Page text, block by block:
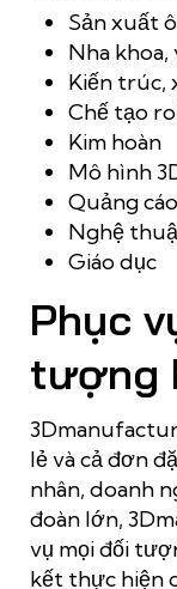
Sản xuất
Nha khoa,
Kiến trúc,
Chế tạo
Kim hoàn
Mô hình
Quảng cáo
Nghệ
Giáo dục
Phục
tượng
lẻ và cả đơn
nhân, doanh
đoàn lớn,
vụ mọi đối
kết thực hiện